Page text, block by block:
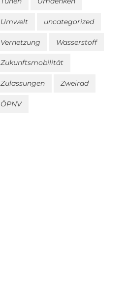
Umwelt uncategorized
Vernetzung Wasserstoff
Zukunftsmobilität
Zulassungen Zweirad
ÖPNV